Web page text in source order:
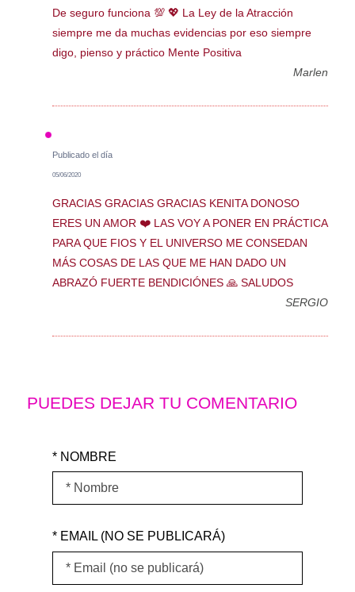
De seguro funciona 💯 💖 La Ley de la Atracción
siempre me da muchas evidencias por eso siempre
digo, pienso y práctico Mente Positiva
Marlen
Publicado el día
05/06/2020
GRACIAS GRACIAS GRACIAS KENITA DONOSO
ERES UN AMOR ❤️ LAS VOY A PONER EN PRÁCTICA
PARA QUE FIOS Y EL UNIVERSO ME CONSEDAN
MÁS COSAS DE LAS QUE ME HAN DADO UN
ABRAZÓ FUERTE BENDICIÓNES 🙏 SALUDOS
SERGIO
PUEDES DEJAR TU COMENTARIO
* NOMBRE
* EMAIL (NO SE PUBLICARÁ)